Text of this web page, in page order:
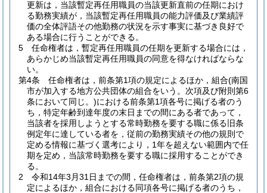
更新は，当該暫定再任用職員の当該更新直前の任期におけ
る勤務実績が，当該暫定再任用職員の能力評価及び業績評
価の全体評語その他勤務の状況を示す事実に基づき良好で
ある場合に行うことができる。
5
任命権者は，暫定再任用職員の任期を更新する場合には，
あらかじめ当該暫定再任用職員の同意を得なければならな
い。
第4条
任命権者は，前条第1項の規定によるほか，組合(南国
市が加入する地方公共団体の組合をいう。次項及び附則第6
条において同じ。)における前条第1項各号に掲げる者のう
ち，特定年齢到達年度の末日までの間にある者であって，
当該者を採用しようとする常時勤務を要する職に係る旧条
例定年に達している者を，従前の勤務実績その他の規則で
定める情報に基づく選考により，1年を超えない範囲内で任
期を定め，当該常時勤務を要する職に採用することができ
る。
2
令和14年3月31日までの間，任命権者は，前条第2項の規
定によるほか，組合における同項各号に掲げる者のうち，